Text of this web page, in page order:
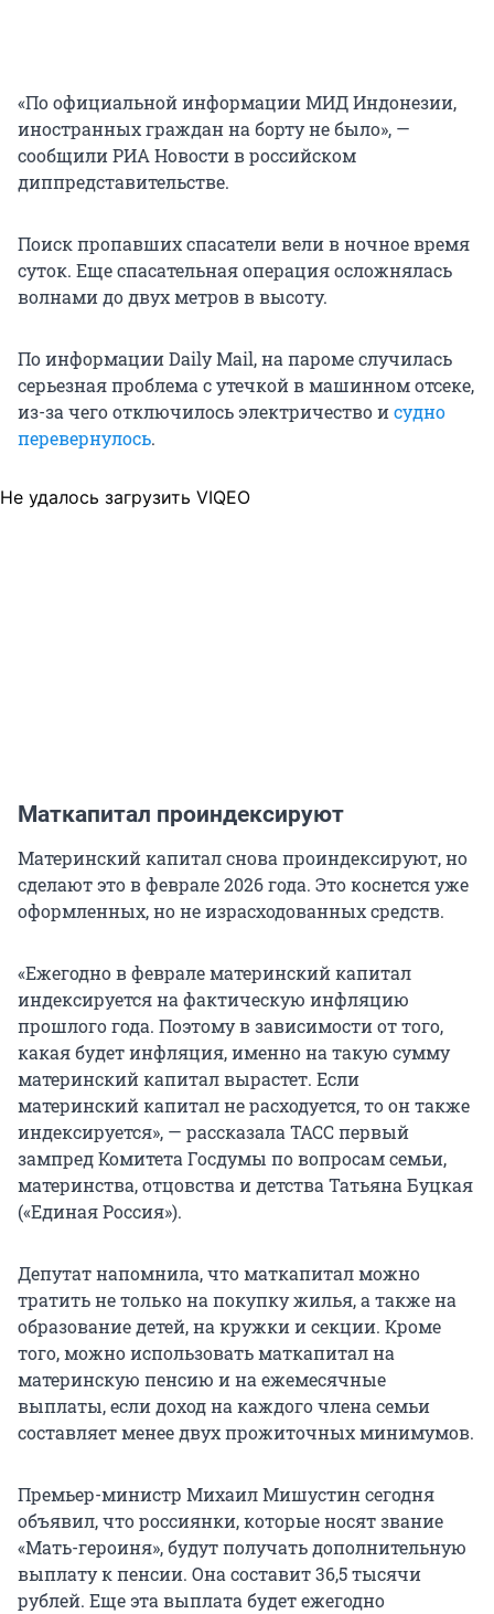
«По официальной информации МИД Индонезии,
иностранных граждан на борту не было», —
сообщили РИА Новости в российском
диппредставительстве.
Поиск пропавших спасатели вели в ночное время
суток. Еще спасательная операция осложнялась
волнами до двух метров в высоту.
По информации Daily Mail, на пароме случилась
серьезная проблема с утечкой в машинном отсеке,
из-за чего отключилось электричество исудно
перевернулось.
Не удалось загрузить VIQEO
Маткапитал проиндексируют
Материнский капитал снова проиндексируют, но
сделают это в феврале 2026 года. Это коснется уже
оформленных, но не израсходованных средств.
«Ежегодно в феврале материнский капитал
индексируется на фактическую инфляцию
прошлого года. Поэтому в зависимости от того,
какая будет инфляция, именно на такую сумму
материнский капитал вырастет. Если
материнский капитал не расходуется, то он также
индексируется», — рассказала ТАСС первый
зампред Комитета Госдумы по вопросам семьи,
материнства, отцовства и детства Татьяна Буцкая
(«Единая Россия»).
Депутат напомнила, что маткапитал можно
тратить не только на покупку жилья, а также на
образование детей, на кружки и секции. Кроме
того, можно использовать маткапитал на
материнскую пенсию и на ежемесячные
выплаты, если доход на каждого члена семьи
составляет менее двух прожиточных минимумов.
Премьер-министр Михаил Мишустин сегодня
объявил, что россиянки, которые носят звание
«Мать-героиня», будут получать дополнительную
выплату к пенсии. Она составит36,5 тысячи
рублей. Еще эта выплата будет ежегодно